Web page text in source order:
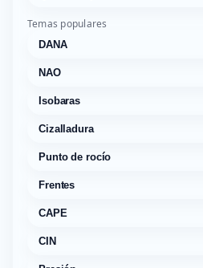
Temas populares
DANA
NAO
Isobaras
Cizalladura
Punto de rocío
Frentes
CAPE
CIN